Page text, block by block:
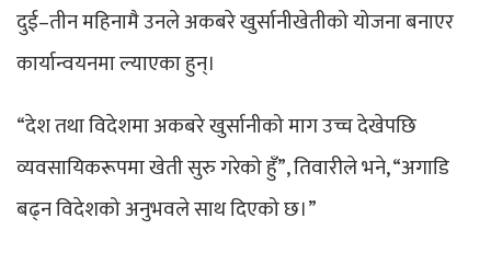
दुई–तीन महिनामै उनले अकबरे खुर्सानीखेतीको योजना बनाएर
कार्यान्वयनमा ल्याएका हुन्।
“देश तथा विदेशमा अकबरे खुर्सानीको माग उच्च देखेपछि
व्यवसायिकरूपमा खेती सुरु गरेको हुँ”, तिवारीले भने, “अगाडि
बढ्न विदेशको अनुभवले साथ दिएको छ।”